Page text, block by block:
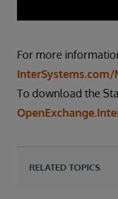
For more
To download the
RELATED TOPICS